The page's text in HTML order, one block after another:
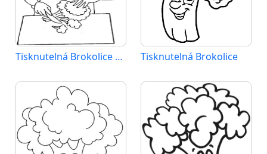
Tisknutelná Brokolice Obrázek Tisknutelná Brokolice